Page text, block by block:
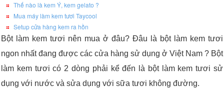
Thế nào là kem Ý, kem gelato ?
Mua máy làm kem tươi Taycool
Setup cửa hàng kem ra hồn
Bột làm kem tươi nên mua ở đâu? Đâu là bột làm kem tươi
ngon nhất đang được các cửa hàng sử dụng ở Việt Nam ? Bột
làm kem tươi có 2 dòng phải kể đến là bột làm kem tươi sử
dụng với nước và sửa dụng với sữa tươi không đường.